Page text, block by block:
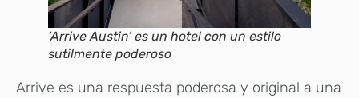
‘Arrive Austin’ es un hotel con un estilo
sutilmente poderoso
Arrive es una respuesta poderosa y original a una